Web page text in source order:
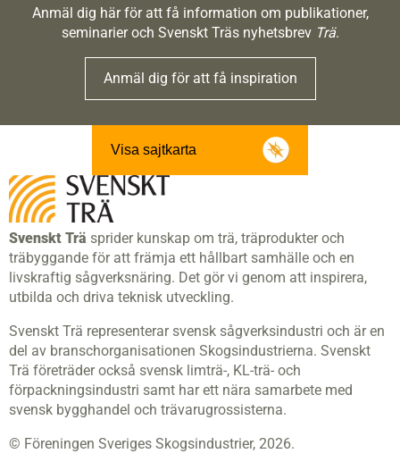
Anmäl dig här för att få information om publikationer,
seminarier och Svenskt Träs nyhetsbrev Trä.
Anmäl dig för att få inspiration
Visa sajtkarta
Svenskt Trä sprider kunskap om trä, träprodukter och
träbyggande för att främja ett hållbart samhälle och en
livskraftig sågverksnäring. Det gör vi genom att inspirera,
utbilda och driva teknisk utveckling.
Svenskt Trä representerar svensk sågverksindustri och är en
del av branschorganisationen Skogsindustrierna. Svenskt
Trä företräder också svensk limträ-, KL-trä- och
förpackningsindustri samt har ett nära samarbete med
svensk bygghandel och trävarugrossisterna.
© Föreningen Sveriges Skogsindustrier, 2026.